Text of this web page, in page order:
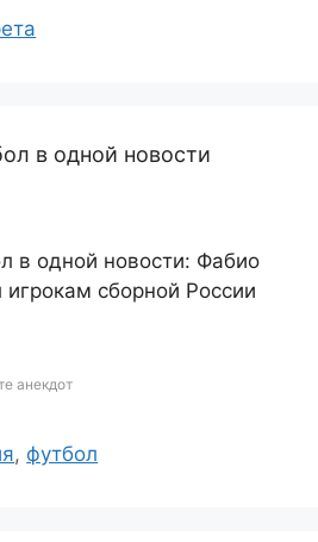
в одной новости
в одной новости: Фабио
игрокам сборной России
анекдот
, футбол